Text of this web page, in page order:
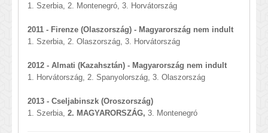
1. Szerbia, 2. Montenegró, 3. Horvátország
2011 - Firenze (Olaszország) - Magyarország nem indult
1. Szerbia, 2. Olaszország, 3. Horvátország
2012 - Almati (Kazahsztán) - Magyarország nem indult
1. Horvátország, 2. Spanyolország, 3. Olaszország
2013 - Cseljabinszk (Oroszország)
1. Szerbia, 2. MAGYARORSZÁG, 3. Montenegró